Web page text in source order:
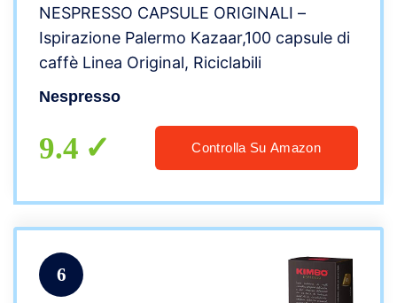
NESPRESSO CAPSULE ORIGINALI –
Ispirazione Palermo Kazaar,100 capsule di
caffè Linea Original, Riciclabili
Nespresso
9.4 Controlla Su Amazon
6